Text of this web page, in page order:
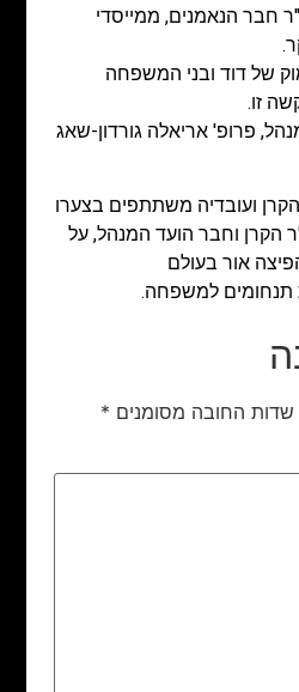
חבר הנאמנים, ממייסדי
של דוד ובני המשפחה
זו.
פרופ' אריאלה גורדון-שאג
ועובדיה משתתפים בצערו
הקרן וחבר הועד המנהל, על
אור בעולם
תנחומים למשפחה.
שדות החובה מסומנים *